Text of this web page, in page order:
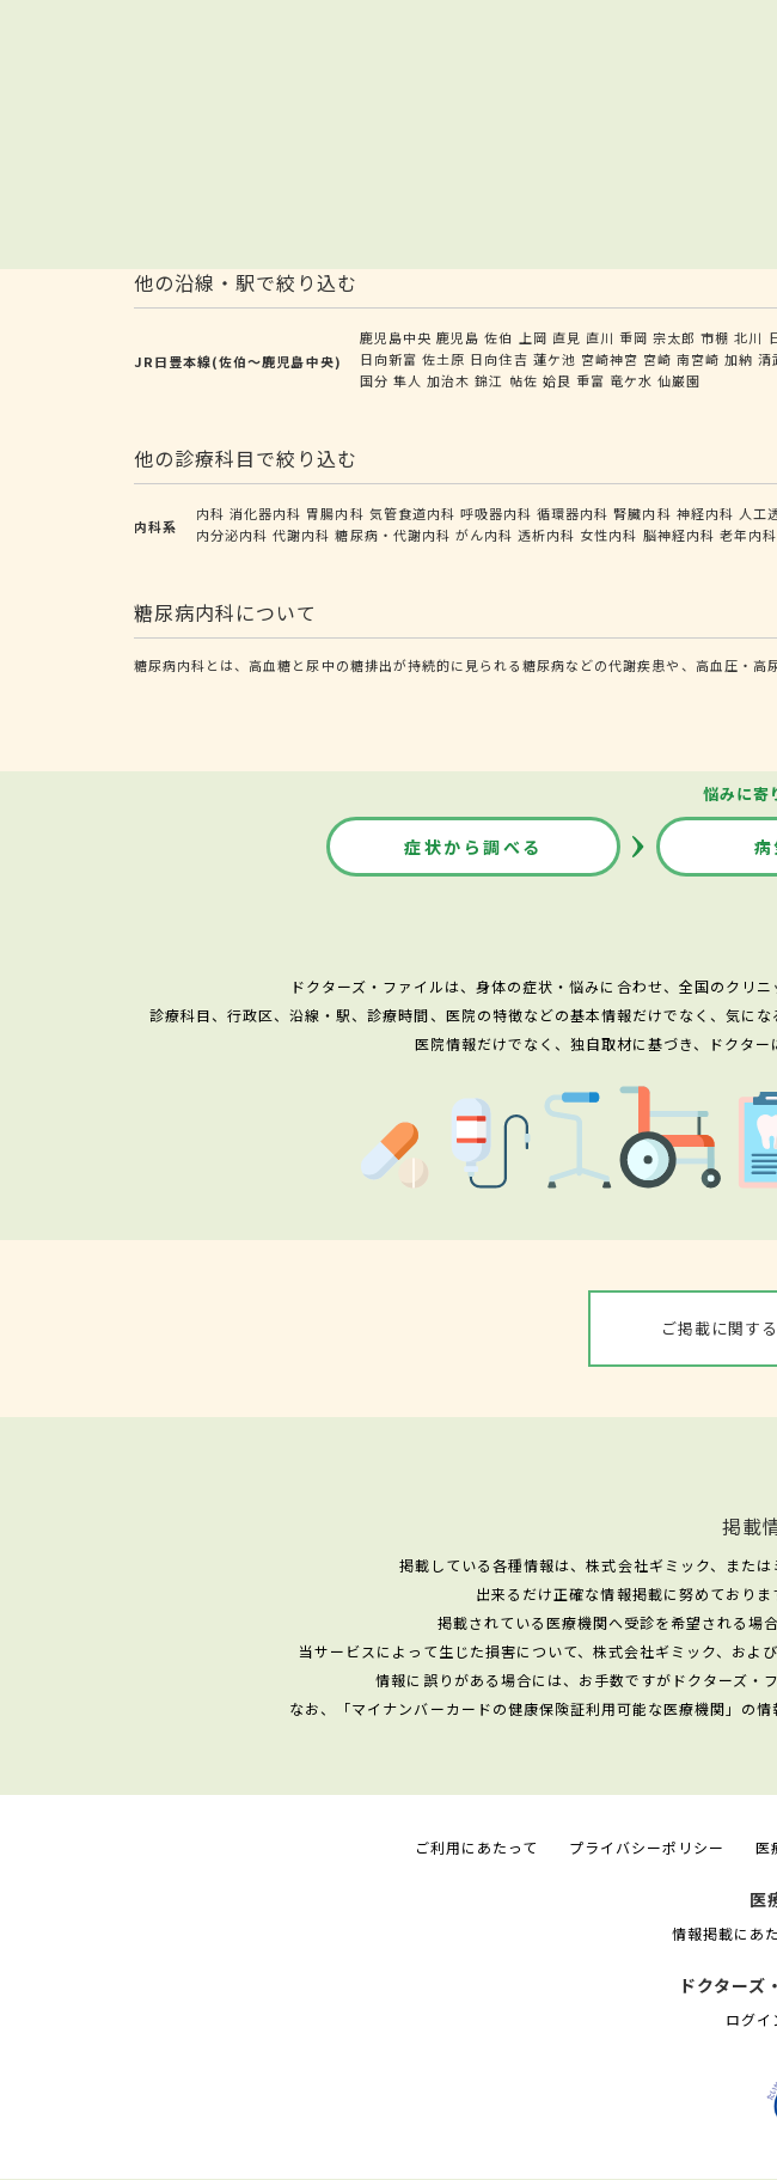
他の沿線・駅で絞り込む
JR日豊本線(佐伯～鹿児島中央)
鹿児島中央 鹿児島 佐伯 上岡 直見 直川 重岡 宗太郎 市棚 北川
日向新富 佐土原 日向住吉 蓮ケ池 宮崎神宮 宮崎 南宮崎 加納 清
国分 隼人 加治木 錦江 帖佐 姶良 重富 竜ケ水 仙巌園
他の診療科目で絞り込む
内科系
内科 消化器内科 胃腸内科 気管食道内科 呼吸器内科 循環器内科 腎臓内科 神経内科 人工
内分泌内科 代謝内科 糖尿病・代謝内科 がん内科 透析内科 女性内科 脳神経内科 老年内科
糖尿病内科について
糖尿病内科とは、高血糖と尿中の糖排出が持続的に見られる糖尿病などの代謝疾患や、高血圧・高
悩みに寄
症状から調べる
ドクターズ・ファイルは、身体の症状・悩みに合わせ、全国のクリ
診療科目、行政区、沿線・駅、診療時間、医院の特徴などの基本情報だけでなく、気に
医院情報だけでなく、独自取材に基づき、ドクタ
ご掲載に関す
掲載
掲載している各種情報は、株式会社ギミック、また
出来るだけ正確な情報掲載に努めており
掲載されている医療機関へ受診を希望される場
当サービスによって生じた損害について、株式会社ギミック、およ
情報に誤りがある場合には、お手数ですがドクターズ・
なお、「マイナンバーカードの健康保険証利用可能な医療機関」の
ご利用にあたって プライバシーポリシー 医
医
情報掲載にあ
ドクターズ
ログイ